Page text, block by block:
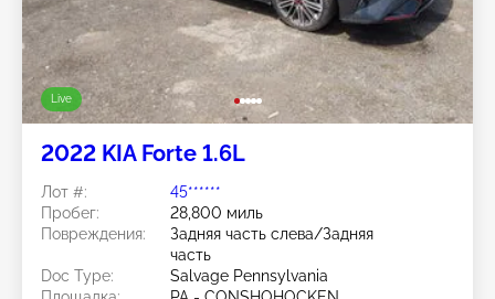
Live
2022 KIA Forte 1.6L
Лот #:
45******
Пробег:
28,800 миль
Повреждения:
Задняя часть слева/Задняя
часть
Doc Type:
Salvage Pennsylvania